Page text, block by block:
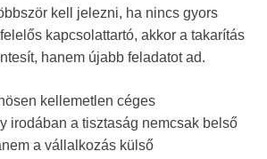
kell jelezni, ha nincs gyors
kapcsolattartó, akkor a takarítás
hanem újabb feladatot ad.
kellemetlen céges
irodában a tisztaság nemcsak belső
a vállalkozás külső